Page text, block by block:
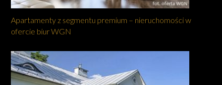
Apartamenty z segmentu premium – nieruchomości w
ofercie biur WGN